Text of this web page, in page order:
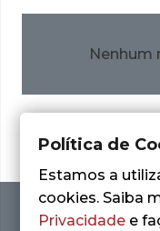
Nenhum
Política de
Estamos a
cookies. Saiba
Privacidade e